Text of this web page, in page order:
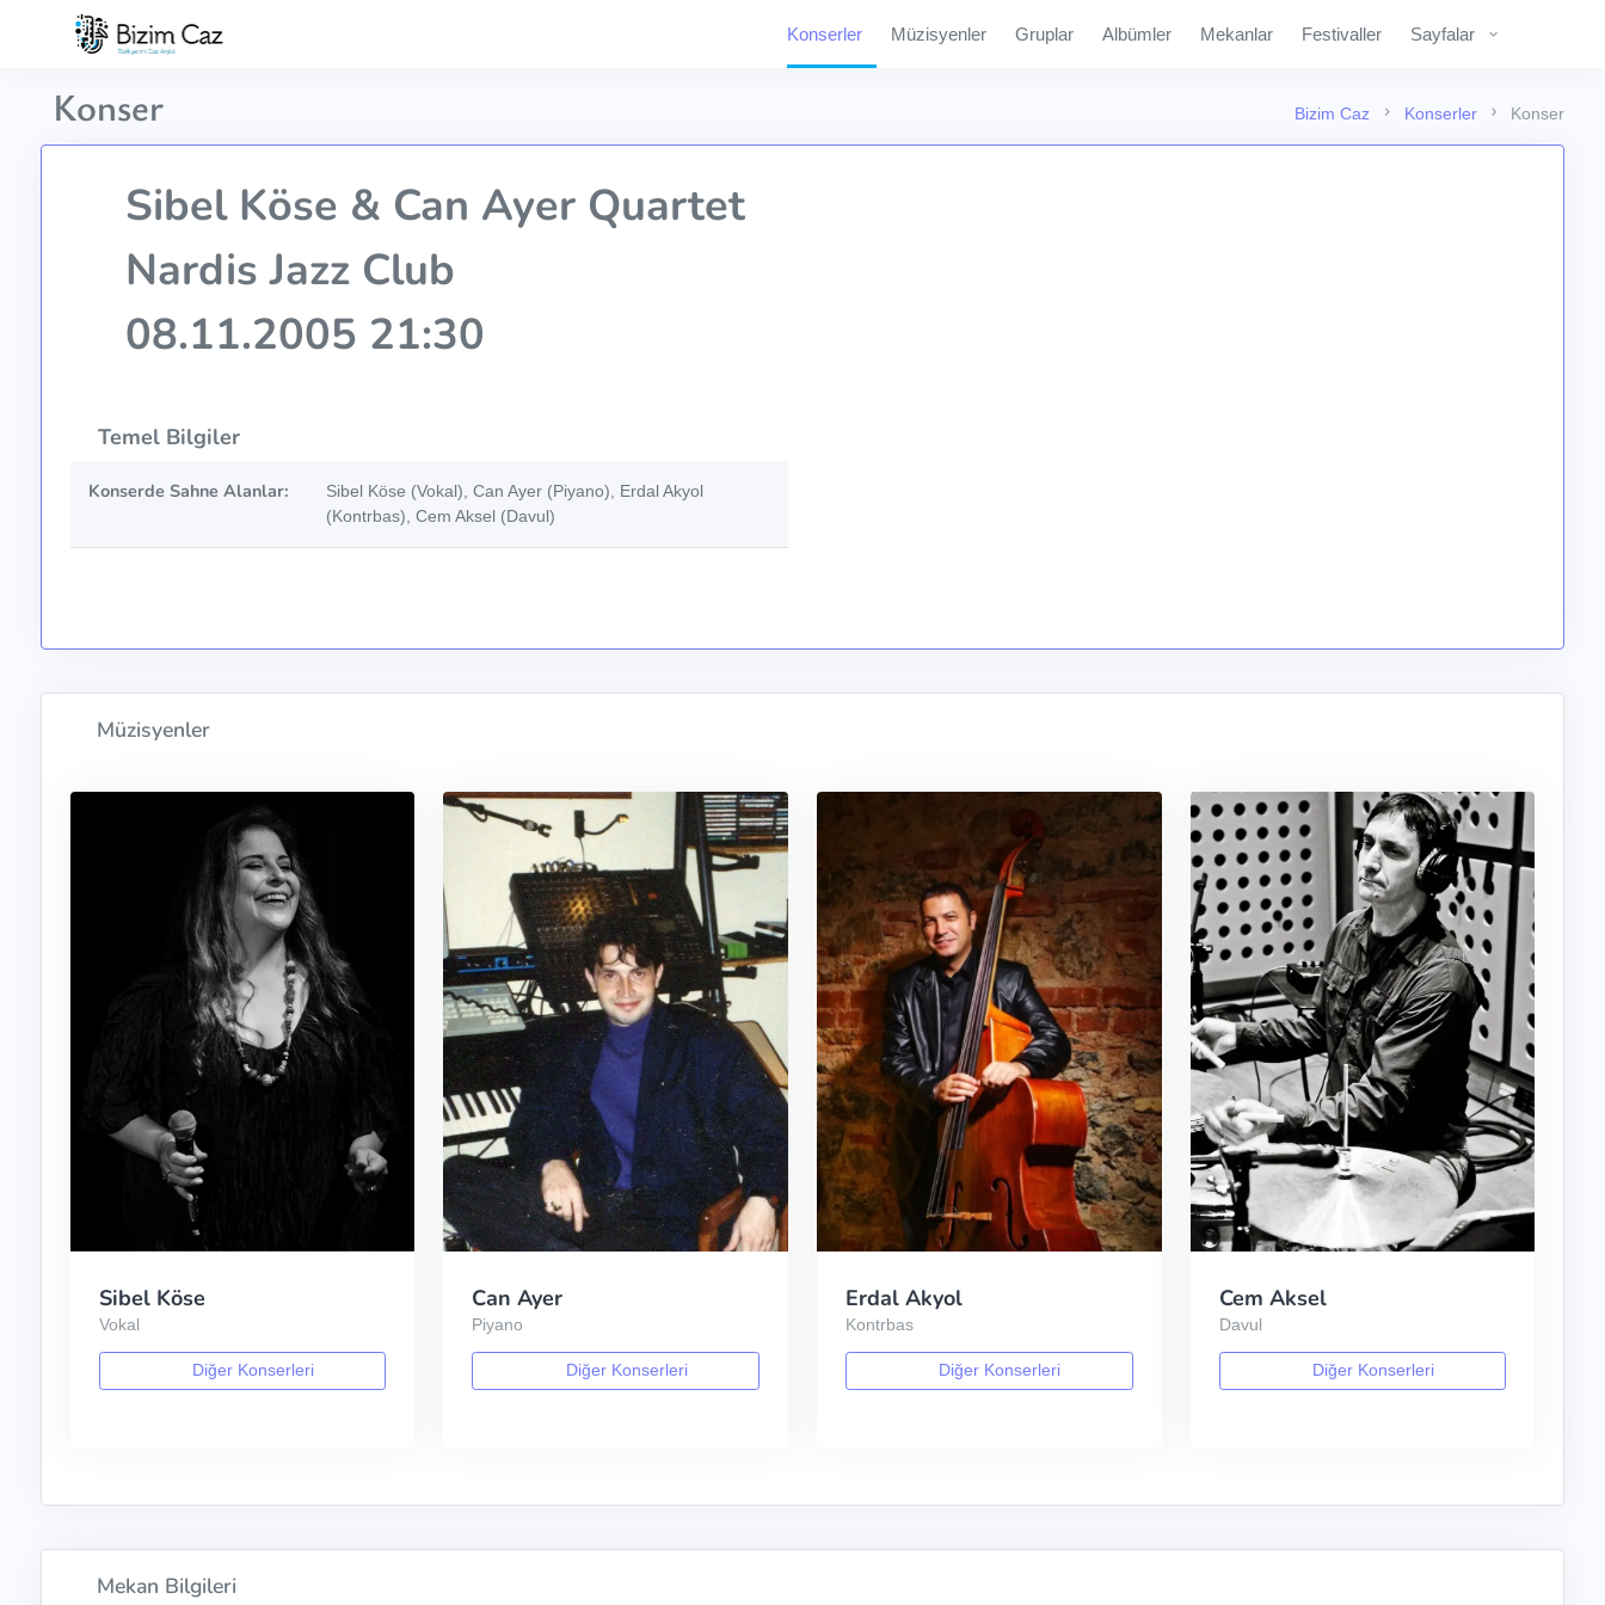
Konserler Müzisyenler Gruplar Albümler Mekanlar Festivaller Sayfalar
Bizim Caz Konserler Konser
Konser
Sibel Köse & Can Ayer Quartet
Nardis Jazz Club
08.11.2005 21:30
Temel Bilgiler
Konserde Sahne Alanlar:
Sibel Köse (Vokal), Can Ayer (Piyano), Erdal Akyol
(Kontrbas), Cem Aksel (Davul)
Müzisyenler
Sibel Köse
Vokal
Diğer Konserleri
Can Ayer
Piyano
Diğer Konserleri
Erdal Akyol
Kontrbas
Diğer Konserleri
Cem Aksel
Davul
Diğer Konserleri
Mekan Bilgileri